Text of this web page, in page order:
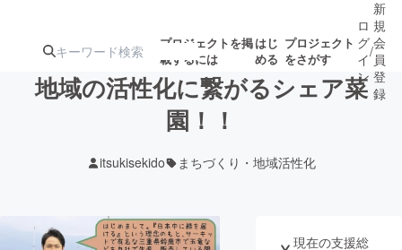
プロジェクトを掲
載するには
はじ
める
プロジェクト
をさがす
ターン
ジェクト
募集終了が近いプ
ロジェクト
アート・写真 音楽
ロ
グ
イ
ン
/
新
規
会
員
登
録
地域の活性化に繋がるシェア菜
園！！
itsukisekido まちづくり・地域活性化
現在の支援総